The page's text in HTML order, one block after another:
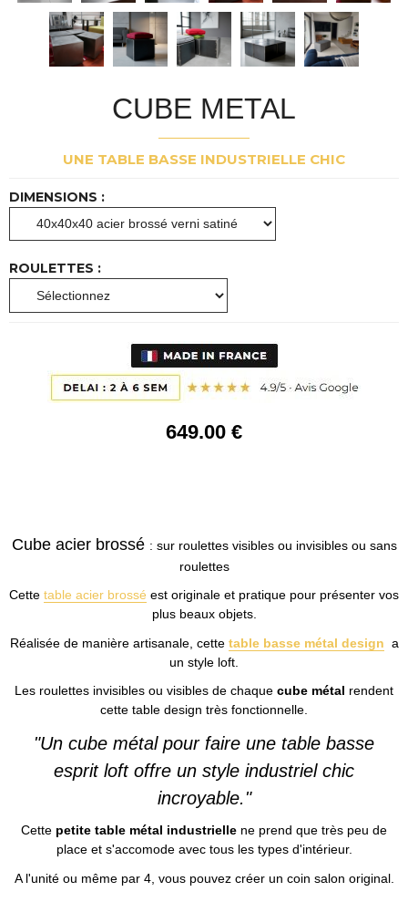
CUBE METAL
UNE TABLE BASSE INDUSTRIELLE CHIC
DIMENSIONS :
ROULETTES :
649.00 €
Cube acier brossé : sur roulettes visibles ou invisibles ou sans
roulettes
Cette table acier brossé est originale et pratique pour présenter vos
plus beaux objets.
Réalisée de manière artisanale, cette table basse métal design a
un style loft.
Les roulettes invisibles ou visibles de chaque cube métal rendent
cette table design très fonctionnelle.
"Un cube métal pour faire une table basse
esprit loft offre un style industriel chic
incroyable."
Cette petite table métal industrielle ne prend que très peu de
place et s'accomode avec tous les types d'intérieur.
A l'unité ou même par 4, vous pouvez créer un coin salon original.